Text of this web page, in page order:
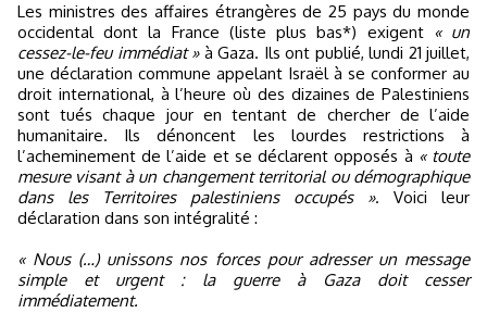
Les ministres des affaires étrangères de 25 pays du monde
occidental dont la France (liste plus bas*) exigent « un
cessez-le-feu immédiat »à Gaza. Ils ont publié, lundi 21 juillet,
une déclaration commune appelant Israël à se conformer au
droit international, à l’heure où des dizaines de Palestiniens
sont tués chaque jour en tentant de chercher de l’aide
humanitaire. Ils dénoncent les lourdes restrictions à
l’acheminement de l’aide et se déclarent opposés à « toute
mesure visant à un changement territorial ou démographique
dans les Territoires palestiniens occupés ». Voici leur
déclaration dans son intégralité :
« Nous (…) unissons nos forces pour adresser un message
simple et urgent : la guerre à Gaza doit cesser
immédiatement.